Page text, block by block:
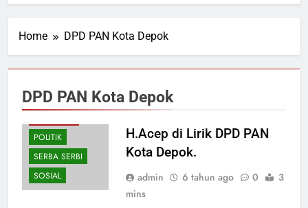
Home DPD PAN Kota Depok
DPD PAN Kota Depok
POLITIK
SERBA SERBI
SOSIAL
H.Acep di Lirik DPD PAN
Kota Depok.
admin 6 tahun ago 0
3
mins